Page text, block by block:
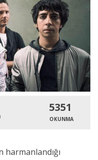
5351
OKUNMA